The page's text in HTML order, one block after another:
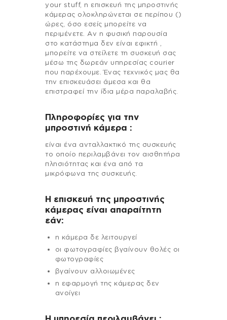
your stuff, η επισκευή της μπροστινής
κάμερας ολοκληρώνεται σε περίπου ()
ώρες, όσο εσείς μπορείτε να
περιμένετε. Αν η φυσική παρουσία
στο κατάστημα δεν είναι εφικτή ,
μπορείτε να στείλετε τη συσκευή σας
μέσω της δωρεάν υπηρεσίας courier
που παρέχουμε. Ένας τεχνικός μας θα
την επισκευάσει άμεσα και θα
επιστραφεί την ίδια μέρα παραλαβής.
Πληροφορίες για την
μπροστινή κάμερα :
είναι ένα ανταλλακτικό της συσκευής
το οποίο περιλαμβάνει τον αισθητήρα
πλησιότητας και ένα από τα
μικρόφωνα της συσκευής.
Η επισκευή της μπροστινής
κάμερας είναι απαραίτητη
εάν:
η κάμερα δε λειτουργεί
οι φωτογραφίες βγαίνουν θολές οι
φωτογραφίες
βγαίνουν αλλοιωμένες
η εφαρμογή της κάμερας δεν
ανοίγει